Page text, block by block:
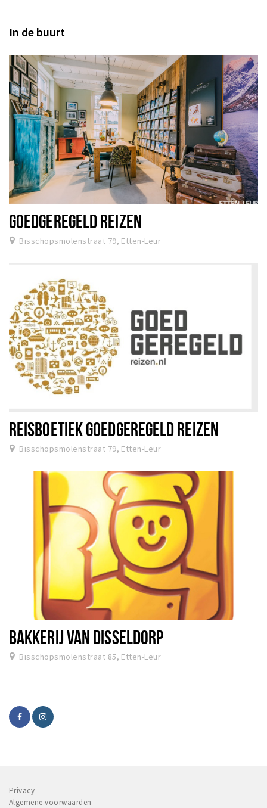
In de buurt
GOEDGEREGELD REIZEN
Bisschopsmolenstraat 79, Etten-Leur
REISBOETIEK GOEDGEREGELD REIZEN
Bisschopsmolenstraat 79, Etten-Leur
BAKKERIJ VAN DISSELDORP
Bisschopsmolenstraat 85, Etten-Leur
Privacy
Algemene voorwaarden